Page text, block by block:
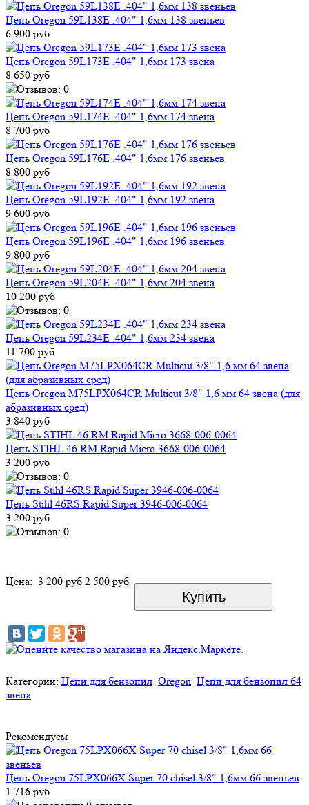
Цепь Oregon 59L138E .404" 1,6мм 138 звеньев
6 900 руб
Цепь Oregon 59L173E .404" 1,6мм 173 звена
8 650 руб
Цепь Oregon 59L174E .404" 1,6мм 174 звена
8 700 руб
Цепь Oregon 59L176E .404" 1,6мм 176 звеньев
8 800 руб
Цепь Oregon 59L192E .404" 1,6мм 192 звена
9 600 руб
Цепь Oregon 59L196E .404" 1,6мм 196 звеньев
9 800 руб
Цепь Oregon 59L204E .404" 1,6мм 204 звена
10 200 руб
Цепь Oregon 59L234E .404" 1,6мм 234 звена
11 700 руб
Цепь Oregon M75LPX064CR Multicut 3/8" 1,6 мм 64 звена (для
абразивных сред)
3 840 руб
Цепь STIHL 46 RM Rapid Micro 3668-006-0064
3 200 руб
Цепь Stihl 46RS Rapid Super 3946-006-0064
3 200 руб
Цена: 3 200 руб 2 500 руб
Категории: Цепи для бензопил Oregon Цепи для бензопил 64
звена
Рекомендуем
Цепь Oregon 75LPX066X Super 70 chisel 3/8" 1,6мм 66 звеньев
1 716 руб